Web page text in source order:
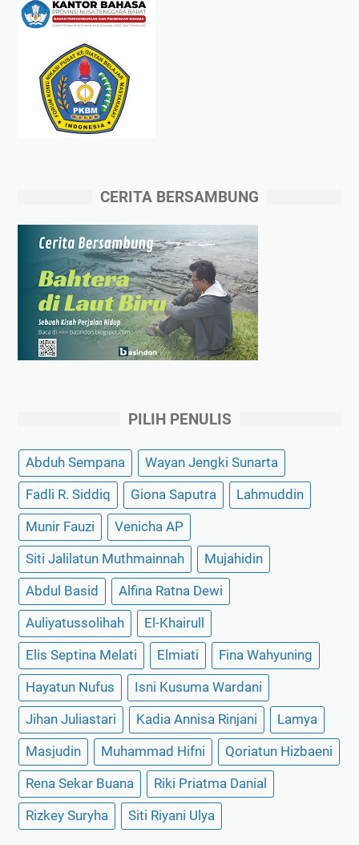
CERITA BERSAMBUNG
PILIH PENULIS
Abduh Sempana Wayan Jengki Sunarta
Fadli R. Siddiq Giona Saputra Lahmuddin
Munir Fauzi Venicha AP
Siti Jalilatun Muthmainnah Mujahidin
Abdul Basid Alfina Ratna Dewi
Auliyatussolihah El-Khairull
Elis Septina Melati Elmiati Fina Wahyuning
Hayatun Nufus Isni Kusuma Wardani
Jihan Juliastari Kadia Annisa Rinjani Lamya
Masjudin Muhammad Hifni Qoriatun Hizbaeni
Rena Sekar Buana Riki Priatma Danial
Rizkey Suryha Siti Riyani Ulya